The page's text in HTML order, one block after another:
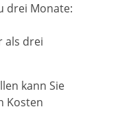
drei Monate:
als drei
kann Sie
Kosten